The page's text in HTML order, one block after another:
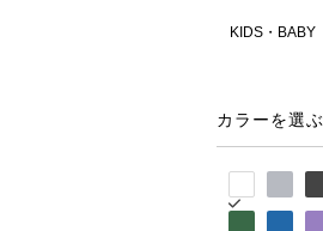
KIDS・BABY
カラーを選ぶ